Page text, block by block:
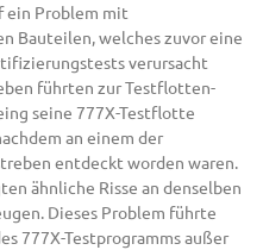
ein Problem mit
Bauteilen, welches zuvor eine
verursacht
führten zur Testflotten-
seine 777X-Testflotte
an einem der
entdeckt worden waren.
ähnliche Risse an denselben
Dieses Problem führte
777X-Testprogramms außer